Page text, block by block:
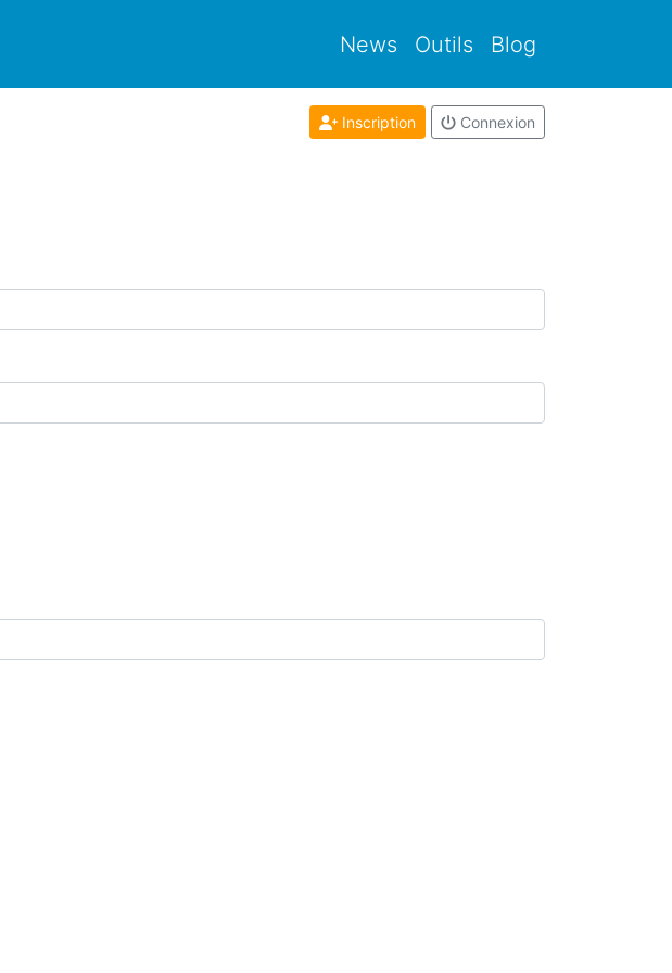
News Outils Blog
Inscription Connexion